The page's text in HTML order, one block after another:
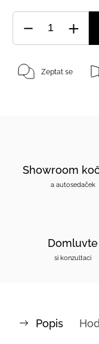
Zeptat se
Showroom
a autosedaček
Domluvte
si konzultaci
Popis